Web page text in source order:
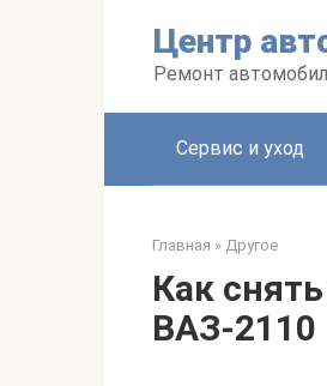
Центр
Ремонт
Сервис и уход
Главная » Другое
Как
ВАЗ-2110